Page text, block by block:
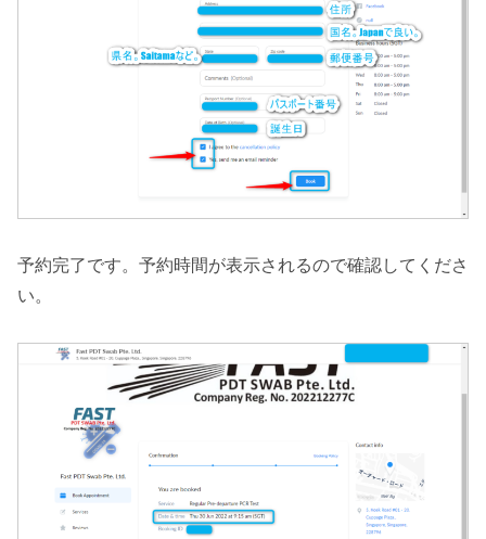
予約完了です。予約時間が表示されるので確認してくださ
い。